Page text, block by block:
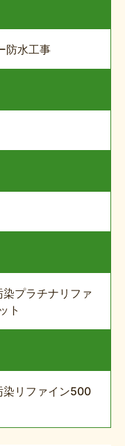
防水工事
プラチナリファ
ト
染リファイン500